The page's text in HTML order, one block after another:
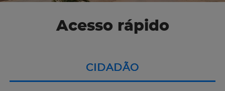
Acesso rápido
CIDADÃO